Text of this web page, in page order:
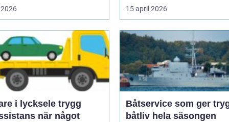
15 april 2026
i lycksele trygg
när något
Båtservice som ger
båtliv hela säsongen